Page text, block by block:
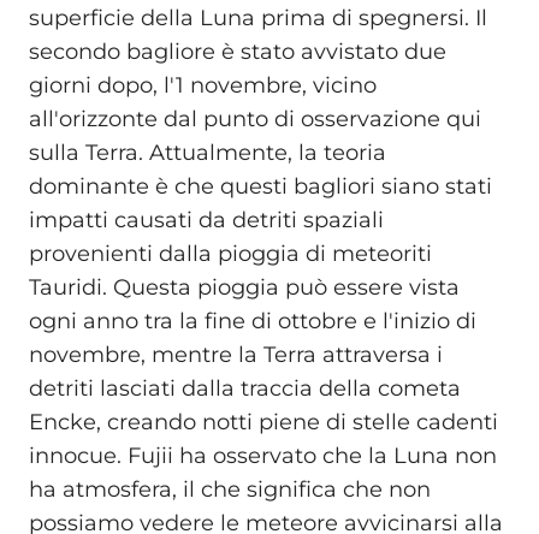
superficie della Luna prima di spegnersi. Il
secondo bagliore è stato avvistato due
giorni dopo, l'1 novembre, vicino
all'orizzonte dal punto di osservazione qui
sulla Terra. Attualmente, la teoria
dominante è che questi bagliori siano stati
impatti causati da detriti spaziali
provenienti dalla pioggia di meteoriti
Tauridi. Questa pioggia può essere vista
ogni anno tra la fine di ottobre e l'inizio di
novembre, mentre la Terra attraversa i
detriti lasciati dalla traccia della cometa
Encke, creando notti piene di stelle cadenti
innocue. Fujii ha osservato che la Luna non
ha atmosfera, il che significa che non
possiamo vedere le meteore avvicinarsi alla